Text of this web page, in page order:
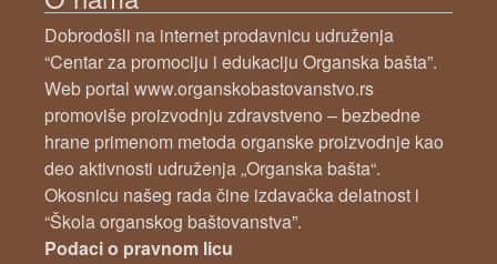
Dobrodošli na internet prodavnicu udruženja
“Centar za promociju i edukaciju Organska bašta”.
Web portal www.organskobastovanstvo.rs
promoviše proizvodnju zdravstveno – bezbedne
hrane primenom metoda organske proizvodnje kao
deo aktivnosti udruženja „Organska bašta“.
Okosnicu našeg rada čine izdavačka delatnost i
“Škola organskog baštovanstva”.
Podaci o pravnom licu